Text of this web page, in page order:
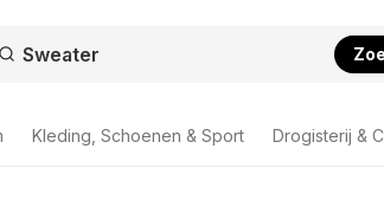
Kleding, Schoenen & Sport Drogisterij &